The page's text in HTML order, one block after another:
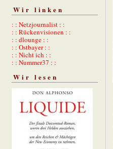
Wir linken
: : Netzjournalist : :
: : Rückenvisionen : :
: : dlounge : :
: : Ostbayer : :
: : Nicht ich : :
: : Nummer37 : :
Wir lesen